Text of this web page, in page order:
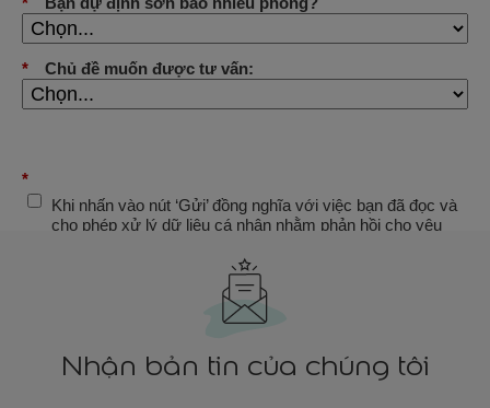
Nhận bản tin của chúng tôi